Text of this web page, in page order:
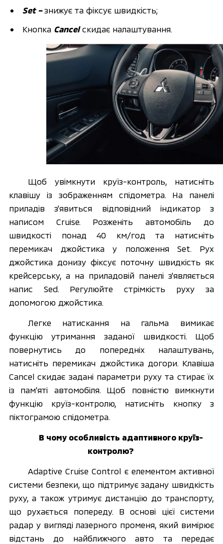
Set − знижує та фіксує швидкість;
Кнопка Cancel скидає налаштування.
Щоб увімкнути круїз-контроль, натисніть
клавішу із зображенням спідометра. На панелі
приладів з'явиться відповідний індикатор з
написом Cruise. Розженіть автомобіль до
швидкості понад 40 км/год та натисніть
перемикач джойстика у положення Set. Рух
джойстика донизу фіксує поточну швидкість як
крейсерську, а на приладовій панелі з'являється
напис Sed. Регулюйте стрімкість руху за
допомогою джойстика.
Легке натискання на гальма вимикає
функцію утримання заданої швидкості. Щоб
повернутись до попередніх налаштувань,
натисніть перемикач джойстика догори. Клавіша
Cancel скидає задані параметри руху та стирає їх
із пам'яті автомобіля. Щоб повністю вимкнути
функцію круїз-контролю, натисніть кнопку з
піктограмою спідометра.
В чому особливість адаптивного круїз-
контролю?
Adaptive Cruise Control є елементом активної
системи безпеки, що підтримує задану швидкість
руху, а також утримує дистанцію до транспорту,
що рухається попереду. В основі цієї системи
радар у вигляді лазерного променя, який вимірює
відстань до найближчого авто та передає